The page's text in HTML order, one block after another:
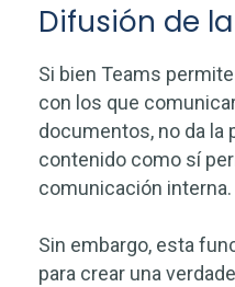
Difusión de
Si bien Teams permite
con los que
documentos, no da la
contenido como sí
comunicación interna.
Sin embargo, esta
para crear una